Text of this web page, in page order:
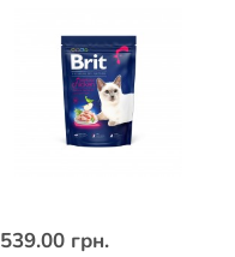
539.00 грн.